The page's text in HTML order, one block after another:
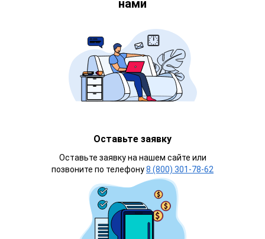
нами
Оставьте заявку
Оставьте заявку на нашем сайте или
позвоните по телефону8 (800) 301-78-62